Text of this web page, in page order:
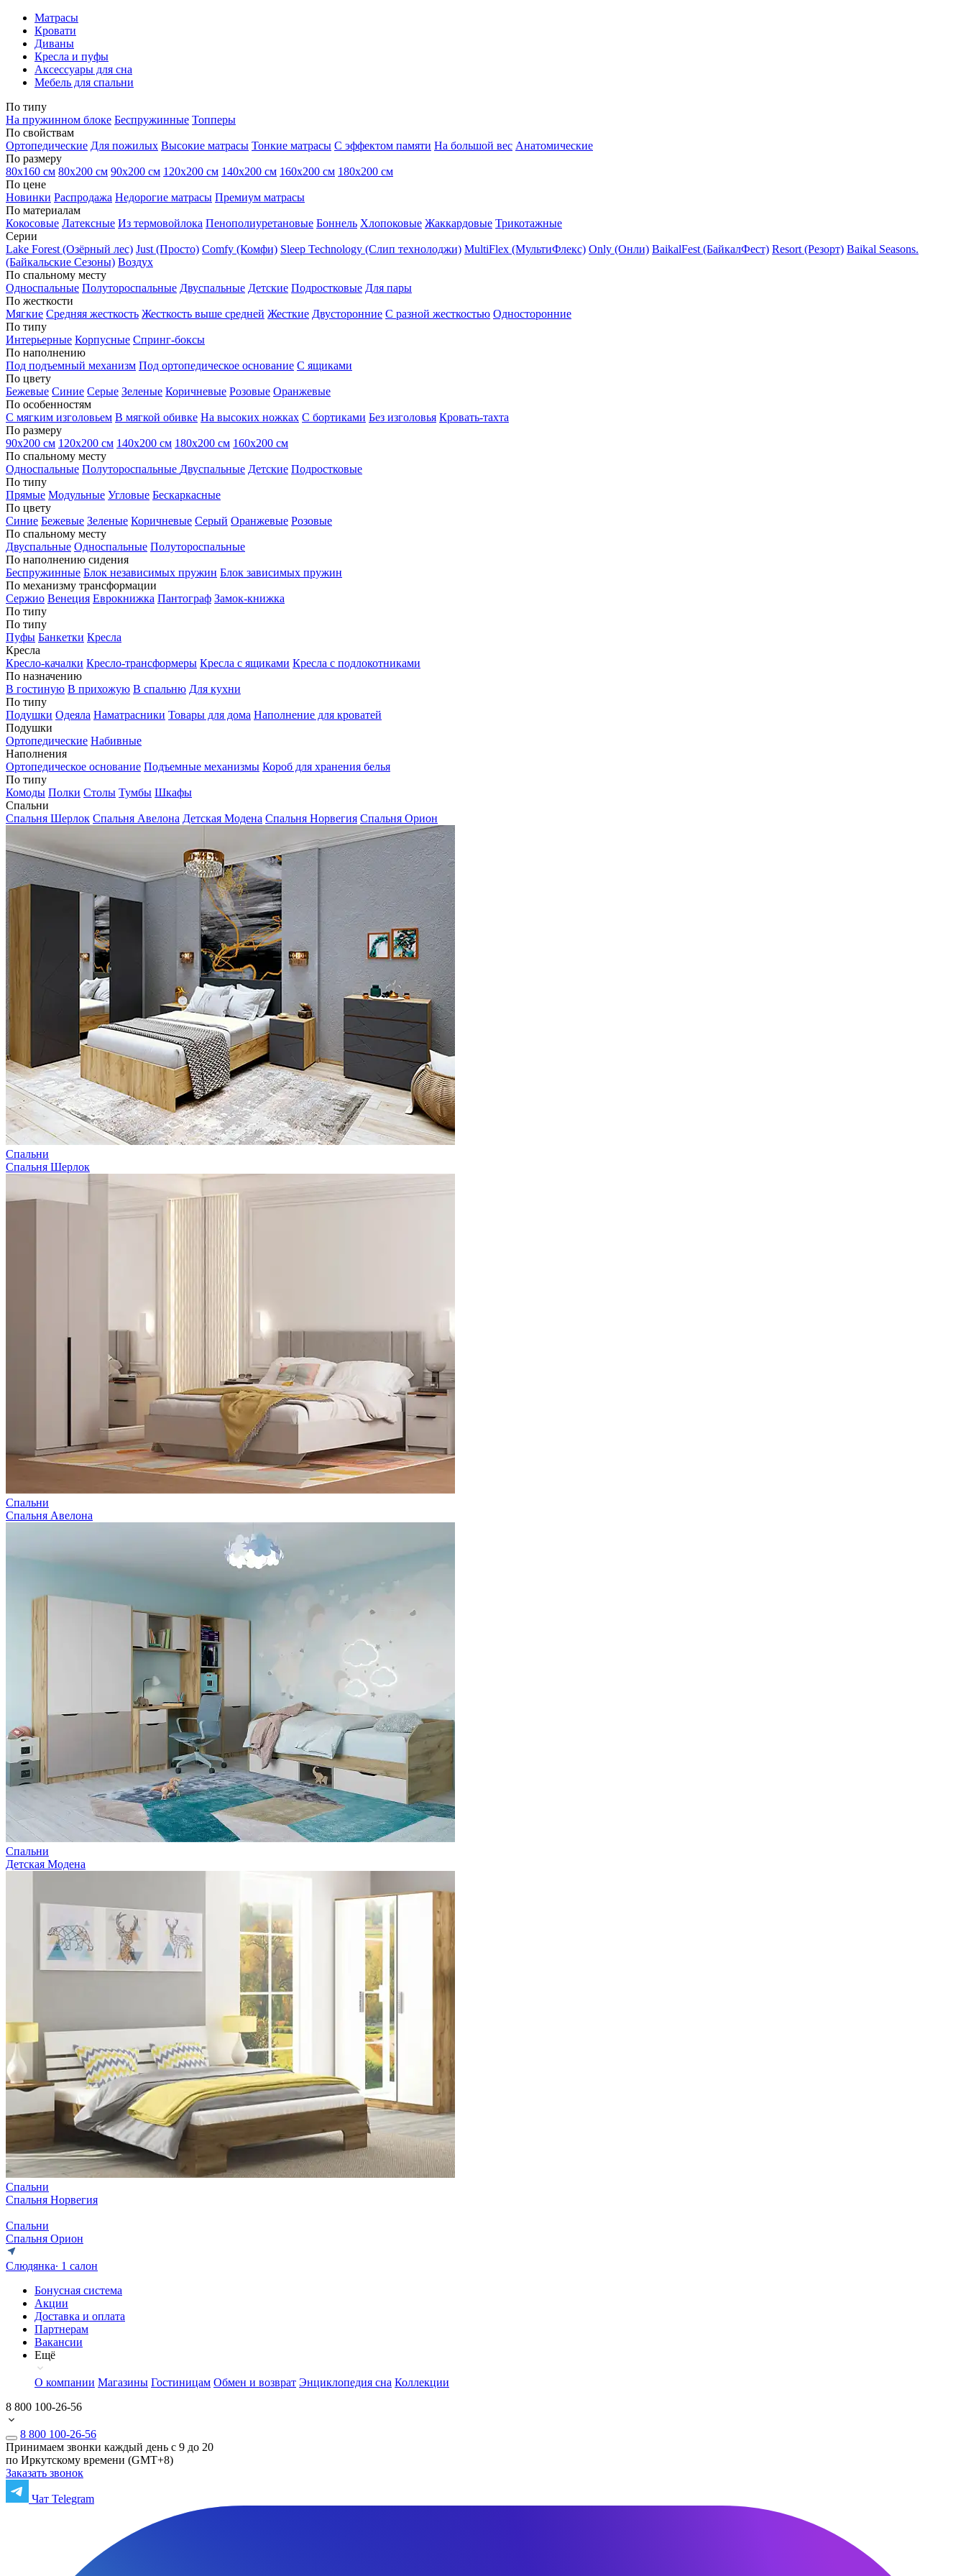
Матрасы
Кровати
Диваны
Кресла и пуфы
Аксессуары для сна
Мебель для спальни
По типу
На пружинном блоке Беспружинные Топперы
По свойствам
Ортопедические Для пожилых Высокие матрасы Тонкие матрасы С эффектом памяти На большой вес Анатомические
По размеру
80х160 см 80х200 см 90х200 см 120х200 см 140х200 см 160х200 см 180х200 см
По цене
Новинки Распродажа Недорогие матрасы Премиум матрасы
По материалам
Кокосовые Латексные Из термовойлока Пенополиуретановые Боннель Хлопоковые Жаккардовые Трикотажные
Серии
Lake Forest (Озёрный лес) Just (Просто) Comfy (Комфи) Sleep Technology (Слип технолоджи) MultiFlex (МультиФлекс) Only (Онли) BaikalFest (БайкалФест) Resort (Резорт) Baikal Seasons.
(Байкальские Сезоны) Воздух
По спальному месту
Односпальные Полутороспальные Двуспальные Детские Подростковые Для пары
По жесткости
Мягкие Средняя жесткость Жесткость выше средней Жесткие Двусторонние С разной жесткостью Односторонние
По типу
Интерьерные Корпусные Спринг-боксы
По наполнению
Под подъемный механизм Под ортопедическое основание С ящиками
По цвету
Бежевые Синие Серые Зеленые Коричневые Розовые Оранжевые
По особенностям
С мягким изголовьем В мягкой обивке На высоких ножках С бортиками Без изголовья Кровать-тахта
По размеру
90х200 см 120х200 см 140х200 см 180х200 см 160х200 см
По спальному месту
Односпальные Полутороспальные Двуспальные Детские Подростковые
По типу
Прямые Модульные Угловые Бескаркасные
По цвету
Синие Бежевые Зеленые Коричневые Серый Оранжевые Розовые
По спальному месту
Двуспальные Односпальные Полутороспальные
По наполнению сидения
Беспружинные Блок независимых пружин Блок зависимых пружин
По механизму трансформации
Сержио Венеция Еврокнижка Пантограф Замок-книжка
По типу
По типу
Пуфы Банкетки Кресла
Кресла
Кресло-качалки Кресло-трансформеры Кресла с ящиками Кресла с подлокотниками
По назначению
В гостиную В прихожую В спальню Для кухни
По типу
Подушки Одеяла Наматрасники Товары для дома Наполнение для кроватей
Подушки
Ортопедические Набивные
Наполнения
Ортопедическое основание Подъемные механизмы Короб для хранения белья
По типу
Комоды Полки Столы Тумбы Шкафы
Спальни
Спальня Шерлок Спальня Авелона Детская Модена Спальня Норвегия Спальня Орион
Спальни
Спальня Шерлок
Спальни
Спальня Авелона
Спальни
Детская Модена
Спальни
Спальня Норвегия
Спальни
Спальня Орион
Слюдянка∙ 1 салон
Бонусная система
Акции
Доставка и оплата
Партнерам
Вакансии
Ещё
О компании Магазины Гостиницам Обмен и возврат Энциклопедия сна Коллекции
8 800 100-26-56
8 800 100-26-56
Принимаем звонки каждый день с 9 до 20
по Иркутскому времени (GMT+8)
Заказать звонок
Чат Telegram